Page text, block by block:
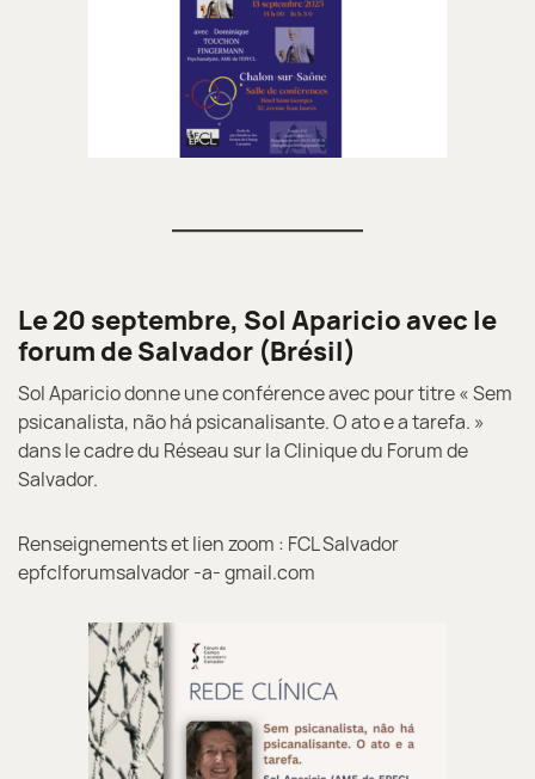
Le 20 septembre, Sol Aparicio avec le
forum de Salvador (Brésil)
Sol Aparicio donne une conférence avec pour titre « Sem
psicanalista, não há psicanalisante. O ato e a tarefa. »
dans le cadre du Réseau sur la Clinique du Forum de
Salvador.
Renseignements et lien zoom : FCL Salvador
epfclforumsalvador -a- gmail.com